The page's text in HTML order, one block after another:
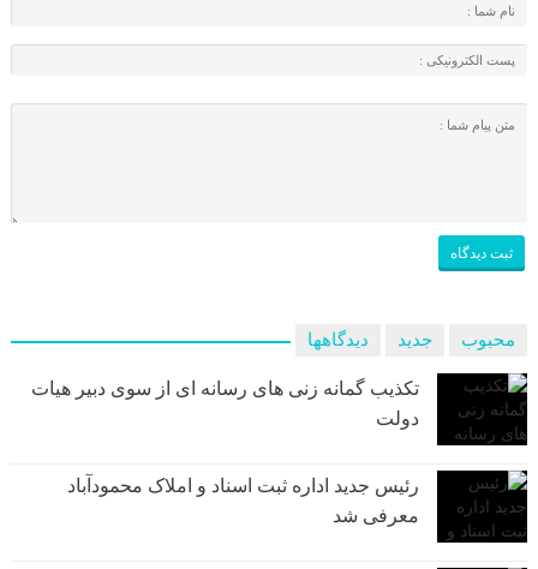
محبوب جدید دیدگاهها
تکذیب گمانه زنی های رسانه ای از سوی دبیر هیات
دولت
رئیس جدید اداره ثبت اسناد و املاک محمودآباد
معرفی شد